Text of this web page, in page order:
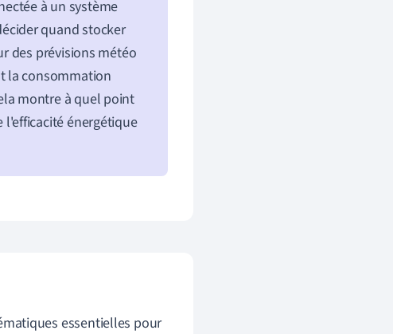
à un système
quand stocker
des prévisions météo
la consommation
montre à quel point
énergétique
essentielles pour